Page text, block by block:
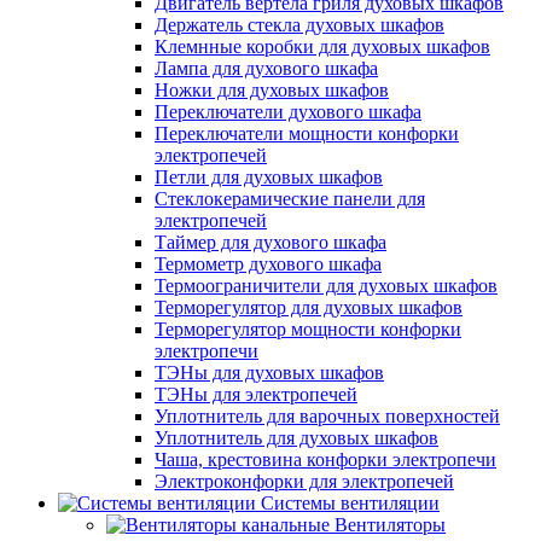
Держатель стекла духовых шкафов
Клемнные коробки для духовых шкафов
Лампа для духового шкафа
Ножки для духовых шкафов
Переключатели духового шкафа
Переключатели мощности конфорки
электропечей
Петли для духовых шкафов
Стеклокерамические панели для
электропечей
Таймер для духового шкафа
Термометр духового шкафа
Термоограничители для духовых шкафов
Терморегулятор для духовых шкафов
Терморегулятор мощности конфорки
электропечи
ТЭНы для духовых шкафов
ТЭНы для электропечей
Уплотнитель для варочных поверхностей
Уплотнитель для духовых шкафов
Чаша, крестовина конфорки электропечи
Электроконфорки для электропечей
Системы вентиляции
Вентиляторы